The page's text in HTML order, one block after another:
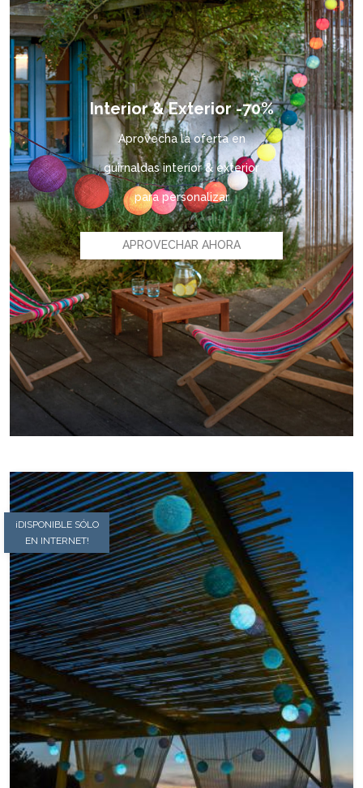
Interior & Exterior -70%
Aprovecha la oferta en
guirnaldas interior & exterior
para personalizar
APROVECHAR AHORA
¡DISPONIBLE SÓLO
EN INTERNET!